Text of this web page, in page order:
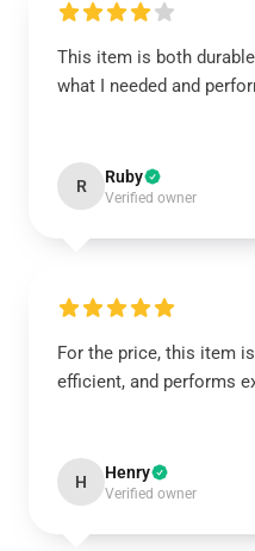
This item is both
what I needed and
R Ruby
Verified owner
For the price, this item
efficient, and performs
H Henry
Verified owner